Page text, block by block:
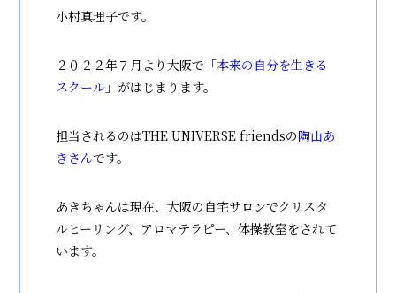
小村真理子です。
２０２２年７月より大阪で「本来の自分を生きる
スクール 」がはじまります。
担当されるのはTHE UNIVERSE friendsの陶山あ
きさんです。
あきちゃんは現在、大阪の自宅サロンでクリスタ
ルヒーリング、アロマテラピー、体操教室をされて
います。